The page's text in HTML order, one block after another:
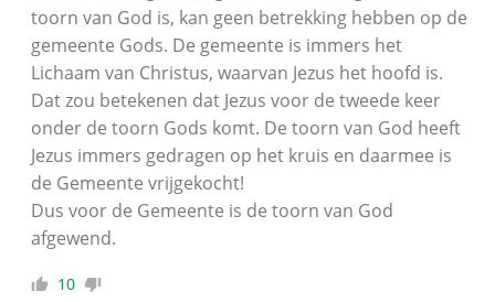
toorn van God is, kan geen betrekking hebben op de
gemeente Gods. De gemeente is immers het
Lichaam van Christus, waarvan Jezus het hoofd is.
Dat zou betekenen dat Jezus voor de tweede keer
onder de toorn Gods komt. De toorn van God heeft
Jezus immers gedragen op het kruis en daarmee is
de Gemeente vrijgekocht!
Dus voor de Gemeente is de toorn van God
afgewend.
10